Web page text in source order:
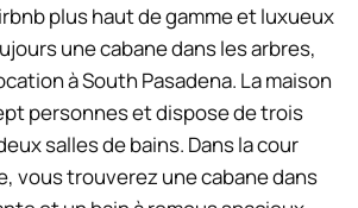
plus haut de gamme et luxueux
une cabane dans les arbres,
à South Pasadena. La maison
personnes et dispose de trois
salles de bains. Dans la cour
vous trouverez une cabane dans